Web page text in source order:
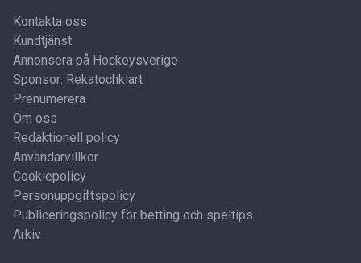
Kontakta oss
Kundtjänst
Annonsera på Hockeysverige
Sponsor: Rekatochklart
Prenumerera
Om oss
Redaktionell policy
Användarvillkor
Cookiepolicy
Personuppgiftspolicy
Publiceringspolicy för betting och speltips
Arkiv